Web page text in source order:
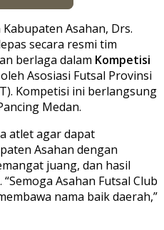
Asahan, Drs.
secara resmi tim
berlaga dalam Kompetisi
oleh Asosiasi Futsal Provinsi
Kompetisi ini berlangsung
Medan.
atlet agar dapat
Asahan dengan
juang, dan hasil
Asahan Futsal Club
nama baik daerah,”